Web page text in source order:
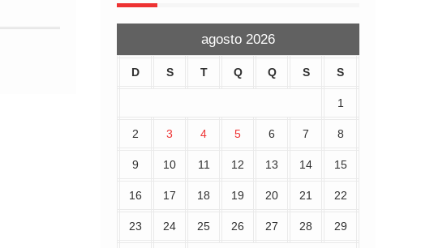
agosto 2026
D S T Q Q S S
1
2 3 4 5 6 7 8
9 10 11 12 13 14 15
16 17 18 19 20 21 22
23 24 25 26 27 28 29